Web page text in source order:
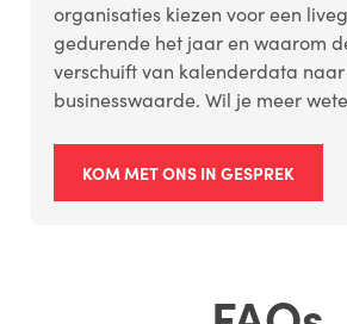
organisaties kiezen voor een
gedurende het jaar en waarom
verschuift van kalenderdata naar
businesswaarde. Wil je meer
KOM MET ONS IN GESPREK